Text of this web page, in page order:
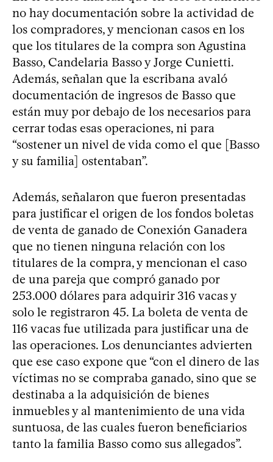
no hay documentación sobre la actividad de
los compradores, y mencionan casos en los
que los titulares de la compra son Agustina
Basso, Candelaria Basso y Jorge Cunietti.
Además, señalan que la escribana avaló
documentación de ingresos de Basso que
están muy por debajo de los necesarios para
cerrar todas esas operaciones, ni para
“sostener un nivel de vida como el que [Basso
y su familia] ostentaban”.
Además, señalaron que fueron presentadas
para justificar el origen de los fondos boletas
de venta de ganado de Conexión Ganadera
que no tienen ninguna relación con los
titulares de la compra, y mencionan el caso
de una pareja que compró ganado por
253.000 dólares para adquirir 316 vacas y
solo le registraron 45. La boleta de venta de
116 vacas fue utilizada para justificar una de
las operaciones. Los denunciantes advierten
que ese caso expone que “con el dinero de las
víctimas no se compraba ganado, sino que se
destinaba a la adquisición de bienes
inmuebles y al mantenimiento de una vida
suntuosa, de las cuales fueron beneficiarios
tanto la familia Basso como sus allegados”.